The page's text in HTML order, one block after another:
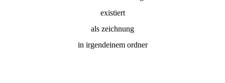
existiert
als zeichnung
in irgendeinem ordner